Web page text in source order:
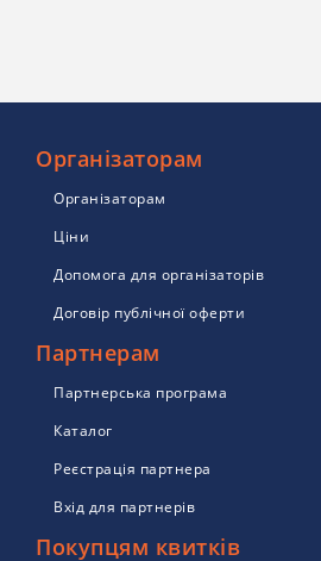
Організаторам
Організаторам
Ціни
Допомога для організаторів
Договір публічної оферти
Партнерам
Партнерська програма
Каталог
Реєстрація партнера
Вхід для партнерів
Покупцям квитків